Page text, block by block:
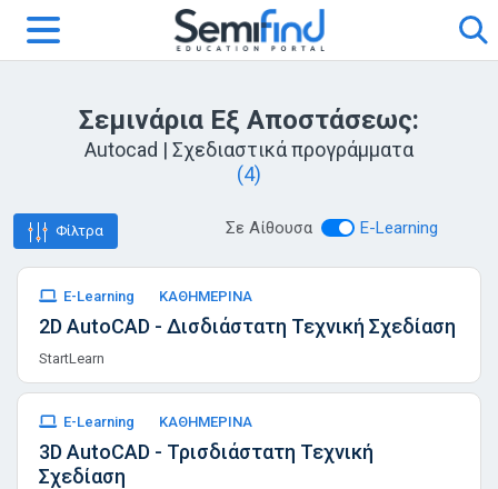
Σεμινάρια Εξ Αποστάσεως:
Autocad | Σχεδιαστικά προγράμματα
(4)
Φίλτρα Σε Αίθουσα E-Learning
E-Learning ΚΑΘΗΜΕΡΙΝΑ
2D AutoCAD - Δισδιάστατη Τεχνική Σχεδίαση
StartLearn
E-Learning ΚΑΘΗΜΕΡΙΝΑ
3D AutoCAD - Τρισδιάστατη Τεχνική
Σχεδίαση